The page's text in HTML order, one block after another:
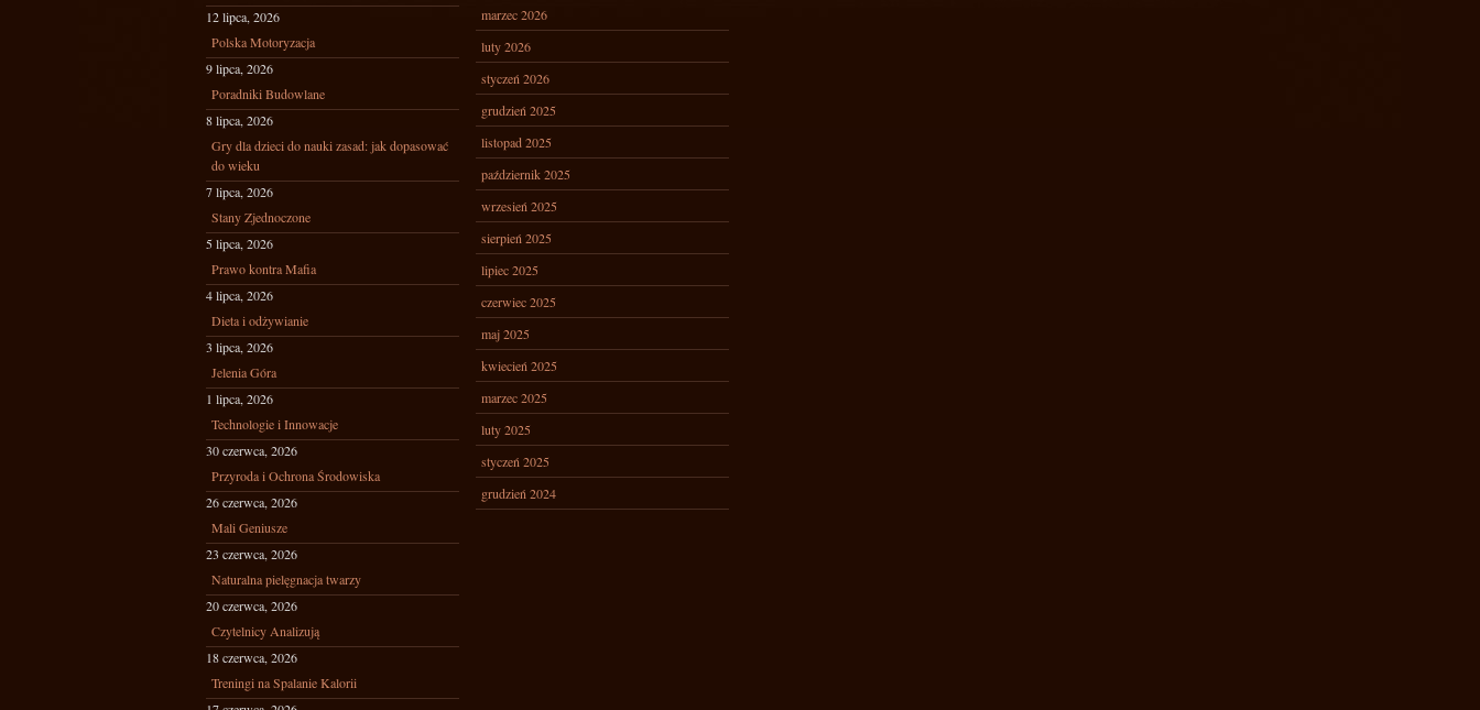
12 lipca, 2026
Polska Motoryzacja
9 lipca, 2026
Poradniki Budowlane
8 lipca, 2026
Gry dla dzieci do nauki zasad: jak dopasować
do wieku
7 lipca, 2026
Stany Zjednoczone
5 lipca, 2026
Prawo kontra Mafia
4 lipca, 2026
Dieta i odżywianie
3 lipca, 2026
Jelenia Góra
1 lipca, 2026
Technologie i Innowacje
30 czerwca, 2026
Przyroda i Ochrona Środowiska
26 czerwca, 2026
Mali Geniusze
23 czerwca, 2026
Naturalna pielęgnacja twarzy
20 czerwca, 2026
Czytelnicy Analizują
18 czerwca, 2026
Treningi na Spalanie Kalorii
marzec 2026
luty 2026
styczeń 2026
grudzień 2025
listopad 2025
październik 2025
wrzesień 2025
sierpień 2025
lipiec 2025
czerwiec 2025
maj 2025
kwiecień 2025
marzec 2025
luty 2025
styczeń 2025
grudzień 2024